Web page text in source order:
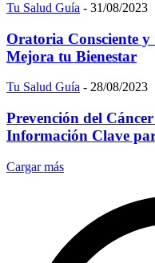
Tu Salud Guía - 31/08/2023
Oratoria Consciente
Mejora tu Bienestar
Tu Salud Guía - 28/08/2023
Prevención del
Información Clave
Cargar más